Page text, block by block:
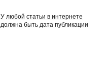
У любой статьи в интернете
должна быть дата публикации